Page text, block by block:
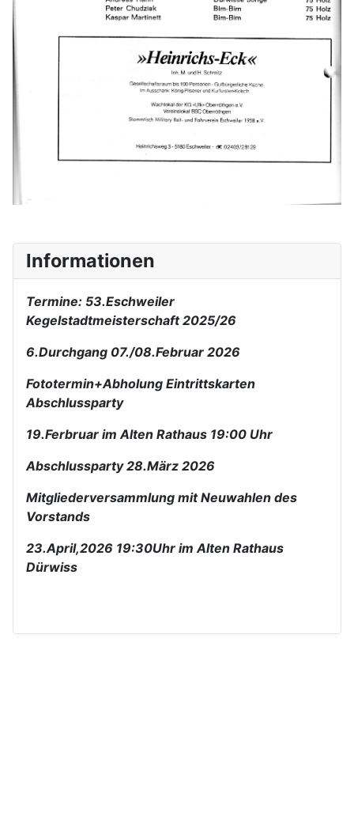
Informationen
Termine: 53.Eschweiler
Kegelstadtmeisterschaft 2025/26
6.Durchgang 07./08.Februar 2026
Fototermin+Abholung Eintrittskarten
Abschlussparty
19.Ferbruar im Alten Rathaus 19:00 Uhr
Abschlussparty 28.März 2026
Mitgliederversammlung mit Neuwahlen des
Vorstands
23.April,2026 19:30Uhr im Alten Rathaus
Dürwiss